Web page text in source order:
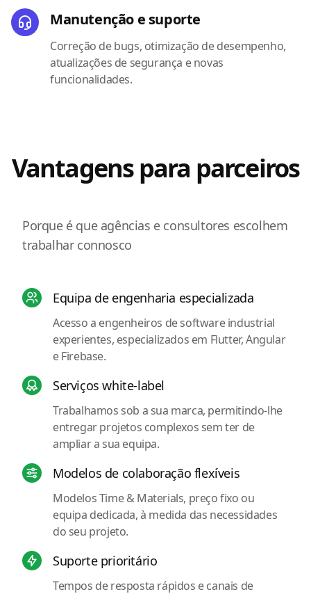
Manutenção e suporte
Correção de bugs, otimização de desempenho,
atualizações de segurança e novas
funcionalidades.
Vantagens para parceiros
Porque é que agências e consultores escolhem
trabalhar connosco
Equipa de engenharia especializada
Acesso a engenheiros de software industrial
experientes, especializados em Flutter, Angular
e Firebase.
Serviços white-label
Trabalhamos sob a sua marca, permitindo-lhe
entregar projetos complexos sem ter de
ampliar a sua equipa.
Modelos de colaboração flexíveis
Modelos Time & Materials, preço fixo ou
equipa dedicada, à medida das necessidades
do seu projeto.
Suporte prioritário
Tempos de resposta rápidos e canais de